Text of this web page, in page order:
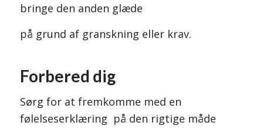
bringe den anden glæde
på grund af granskning eller krav.
Forbered dig
Sørg for at fremkomme med en
følelseserklæring på den rigtige måde